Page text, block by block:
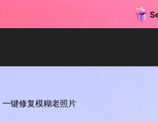
一键修复模糊老照片